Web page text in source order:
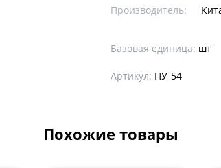
Производитель:
Базовая единица: шт
Артикул: ПУ-54
Похожие товары